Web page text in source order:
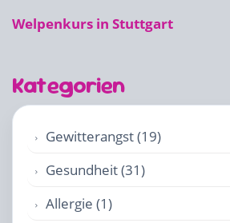
Welpenkurs in Stuttgart
Kategorien
Gewitterangst (19)
Gesundheit (31)
Allergie (1)